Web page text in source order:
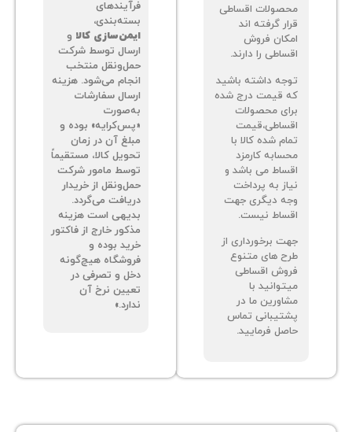
اقساطی
را دارند.
داشته باشید
قیمت درج شده
شده کالا با
می باشد و
به پرداخت
دیگری جهت
برخورداری از
های متنوع
تماس
ایمن‌سازی کالاو
ارسال توسط شرکت
حمل‌ونقل منتخب
انجام می‌شود. هزینه
ارسال سفارشات
«پس‌کرایه» بوده و
مبلغ آن در زمان
تحویل کالا، مستقیماً
توسط مامور شرکت
حمل‌ونقل از خریدار
دریافت می‌گردد.
بدیهی است هزینه
مذکور خارج از فاکتور
فروشگاه هیچ‌گونه
دخل و تصرفی در